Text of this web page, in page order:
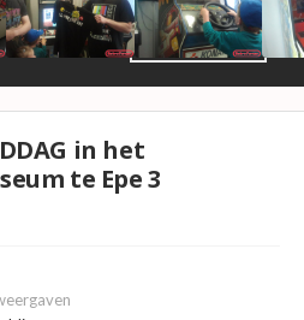
in het
te Epe 3